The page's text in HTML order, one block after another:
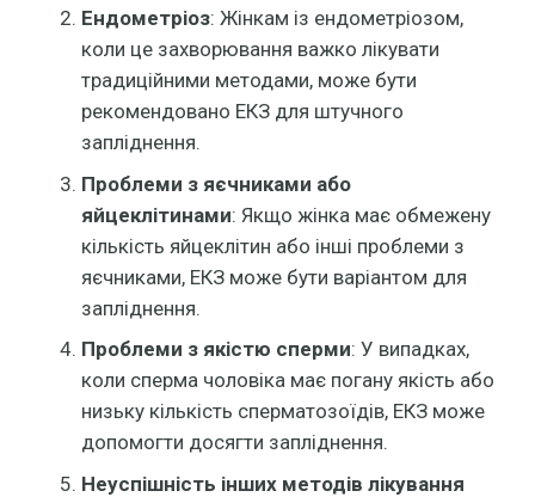
Ендометріоз: Жінкам із ендометріозом,
коли це захворювання важко лікувати
традиційними методами, може бути
рекомендовано ЕКЗ для штучного
запліднення.
Проблеми з яєчниками або
яйцеклітинами: Якщо жінка має обмежену
кількість яйцеклітин або інші проблеми з
яєчниками, ЕКЗ може бути варіантом для
запліднення.
Проблеми з якістю сперми: У випадках,
коли сперма чоловіка має погану якість або
низьку кількість сперматозоїдів, ЕКЗ може
допомогти досягти запліднення.
Неуспішність інших методів лікування